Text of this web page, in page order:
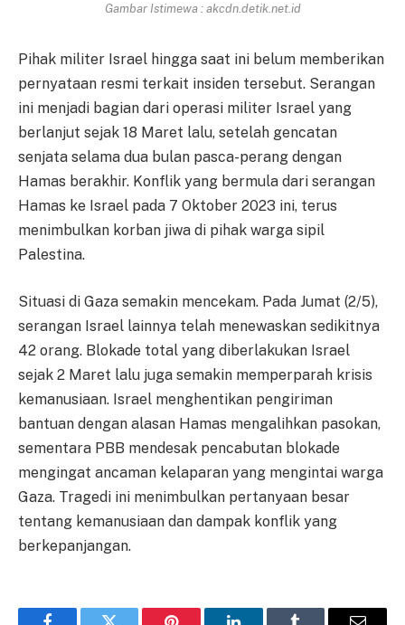
Gambar Istimewa : akcdn.detik.net.id
Pihak militer Israel hingga saat ini belum memberikan
pernyataan resmi terkait insiden tersebut. Serangan
ini menjadi bagian dari operasi militer Israel yang
berlanjut sejak 18 Maret lalu, setelah gencatan
senjata selama dua bulan pasca-perang dengan
Hamas berakhir. Konflik yang bermula dari serangan
Hamas ke Israel pada 7 Oktober 2023 ini, terus
menimbulkan korban jiwa di pihak warga sipil
Palestina.
Situasi di Gaza semakin mencekam. Pada Jumat (2/5),
serangan Israel lainnya telah menewaskan sedikitnya
42 orang. Blokade total yang diberlakukan Israel
sejak 2 Maret lalu juga semakin memperparah krisis
kemanusiaan. Israel menghentikan pengiriman
bantuan dengan alasan Hamas mengalihkan pasokan,
sementara PBB mendesak pencabutan blokade
mengingat ancaman kelaparan yang mengintai warga
Gaza. Tragedi ini menimbulkan pertanyaan besar
tentang kemanusiaan dan dampak konflik yang
berkepanjangan.